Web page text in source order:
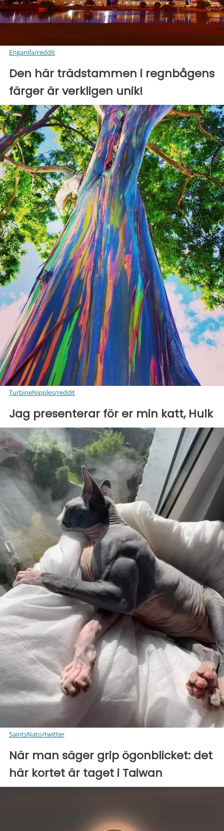
Enganifa/reddit
Den här trädstammen i regnbågens
färger är verkligen unik!
TurbineNipples/reddit
Jag presenterar för er min katt, Hulk
SaintsNato/twitter
När man säger grip ögonblicket: det
här kortet är taget i Taiwan